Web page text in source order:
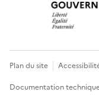
Plan du site
Documentation